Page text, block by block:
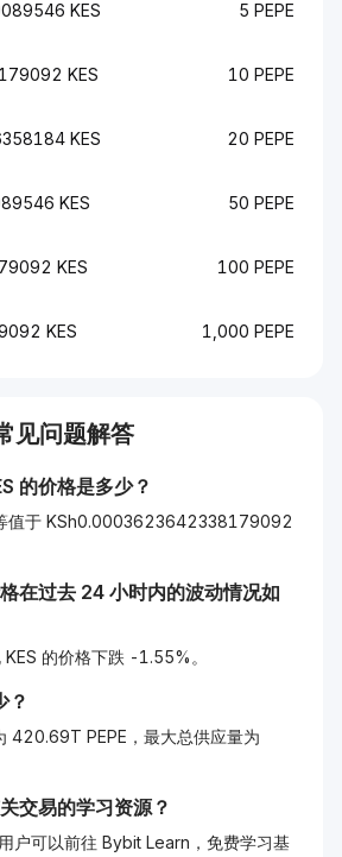
KES 5 PEPE
KES 10 PEPE
KES 20 PEPE
KES 50 PEPE
KES 100 PEPE
KES 1,000 PEPE
见问题解答
的价格是多少？
值于 KSh0.0003623642338179092
在过去 24 小时内的波动情况如
的价格下跌 -1.55%。
？
420.69T PEPE，最大总供应量为
交易的学习资源？
户可以前往 Bybit Learn，免费学习基